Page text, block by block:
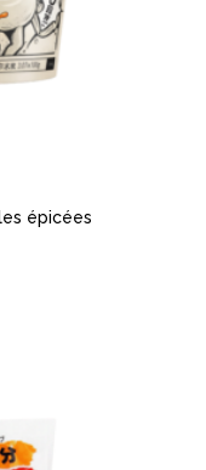
épicées